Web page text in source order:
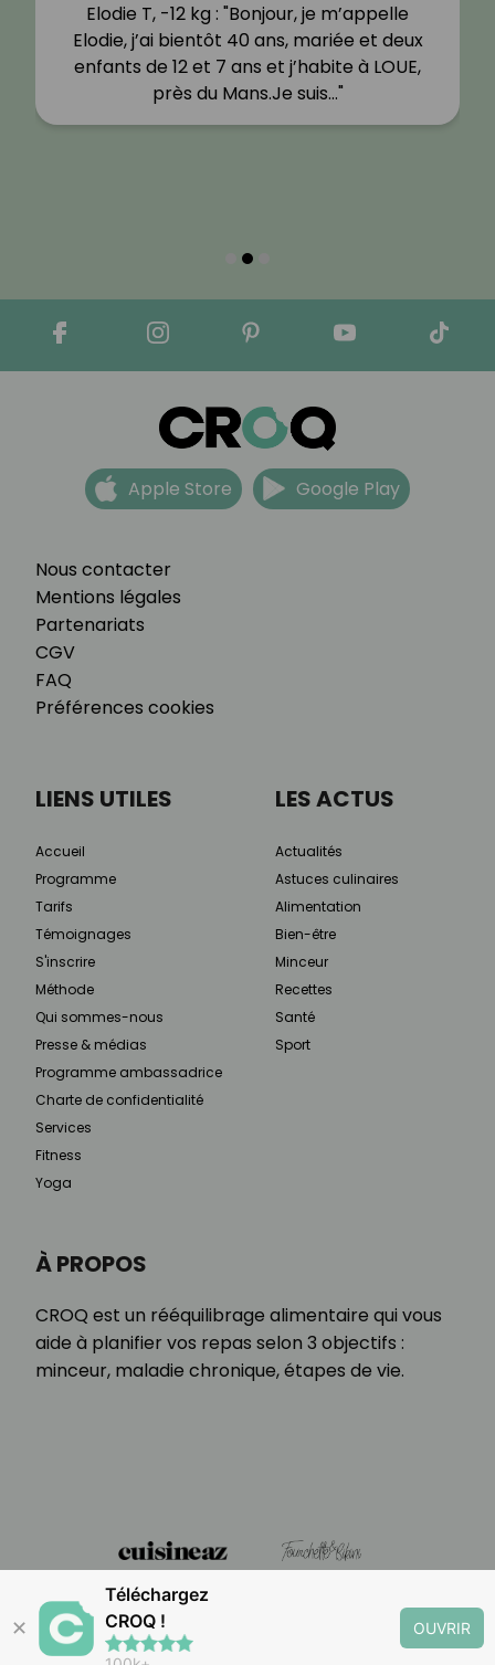
Elodie T, -12 kg : "Bonjour, je m’appelle
Elodie, j’ai bientôt 40 ans, mariée et deux
enfants de 12 et 7 ans et j’habite à LOUE,
près du Mans.Je suis…"
Nous contacter
Mentions légales
Partenariats
CGV
FAQ
Préférences cookies
Apple Store Google Play
À PROPOS
CROQ est un rééquilibrage alimentaire qui vous
aide à planifier vos repas selon 3 objectifs :
minceur, maladie chronique, étapes de vie.
LIENS UTILES
Accueil
Programme
Tarifs
Témoignages
S'inscrire
Méthode
Qui sommes-nous
Presse & médias
Programme ambassadrice
Charte de confidentialité
Services
Fitness
Yoga
LES ACTUS
Actualités
Astuces culinaires
Alimentation
Bien-être
Minceur
Recettes
Santé
Sport
✕
Téléchargez
CROQ !
OUVRIR